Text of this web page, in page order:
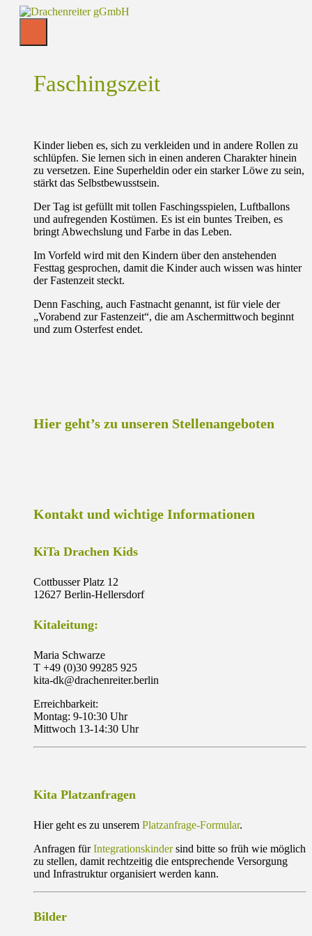
Skip
Faschingszeit
Kinder lieben es, sich zu verkleiden und in andere Rollen zu
schlüpfen. Sie lernen sich in einen anderen Charakter hinein
zu versetzen. Eine Superheldin oder ein starker Löwe zu sein,
stärkt das Selbstbewusstsein.
Der Tag ist gefüllt mit tollen Faschingsspielen, Luftballons
und aufregenden Kostümen. Es ist ein buntes Treiben, es
bringt Abwechslung und Farbe in das Leben.
Im Vorfeld wird mit den Kindern über den anstehenden
Festtag gesprochen, damit die Kinder auch wissen was hinter
der Fastenzeit steckt.
Denn Fasching, auch Fastnacht genannt, ist für viele der
„Vorabend zur Fastenzeit“, die am Aschermittwoch beginnt
und zum Osterfest endet.
Hier geht’s zu unseren Stellenangeboten
Kontakt und wichtige Informationen
KiTa Drachen Kids
Cottbusser Platz 12
12627 Berlin-Hellersdorf
Kitaleitung:
Maria Schwarze
T +49 (0)30 99285 925
kita-dk@drachenreiter.berlin
Erreichbarkeit:
Montag: 9-10:30 Uhr
Mittwoch 13-14:30 Uhr
Kita Platzanfragen
Hier geht es zu unserem Platzanfrage-Formular.
Anfragen fürIntegrationskindersind bitte so früh wie möglich
zu stellen, damit rechtzeitig die entsprechende Versorgung
und Infrastruktur organisiert werden kann.
Bilder